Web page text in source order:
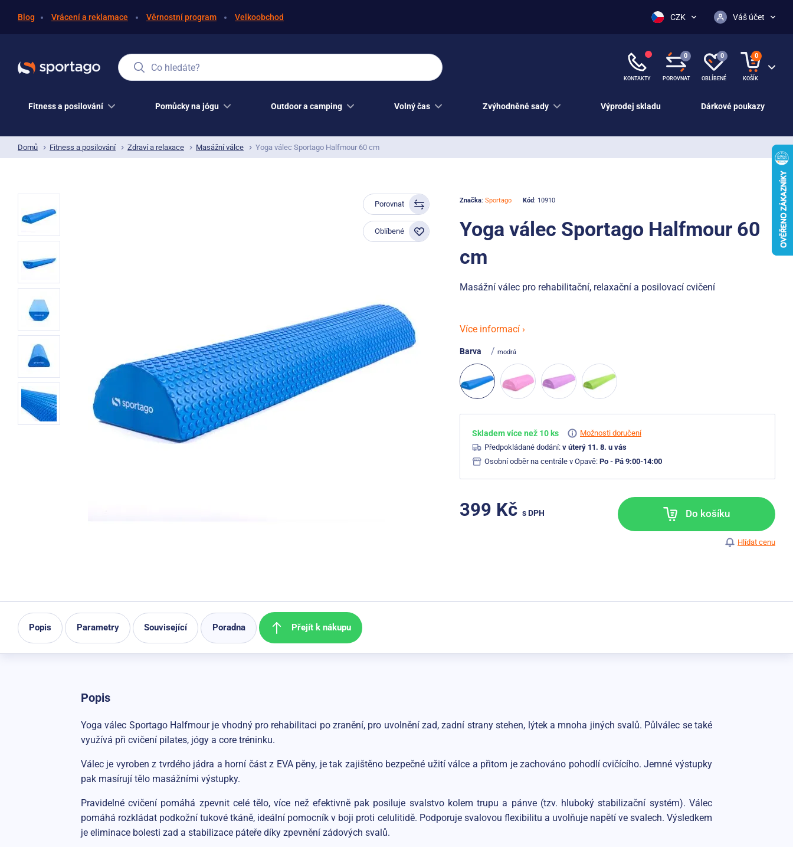
Blog Vrácení a reklamace Věrnostní program Velkoobchod CZK Váš účet
KONTAKTY
0
POROVNAT
0
OBLÍBENÉ
0
KOŠÍK
Co hledáte?
Fitness a posilování Pomůcky na jógu Outdoor a camping Volný čas Zvýhodněné sady Výprodej skladu Dárkové poukazy
Domů Fitness a posilování Zdraví a relaxace Masážní válce Yoga válec Sportago Halfmour 60 cm
Značka: Sportago Kód: 10910
Yoga válec Sportago Halfmour 60
cm
Masážní válec pro rehabilitační, relaxační a posilovací cvičení
Více informací ›
Barva / modrá
Skladem více než 10 ks
Možnosti doručení
Předpokládané dodání: v úterý 11. 8. u vás
Osobní odběr na centrále v Opavě: Po - Pá 9:00-14:00
399 Kč s DPH Do košíku
Hlídat cenu
Porovnat
Oblíbené
Popis Parametry Související Poradna Přejít k nákupu
Popis
Yoga válec Sportago Halfmour je vhodný pro rehabilitaci po zranění, pro uvolnění zad, zadní strany stehen, lýtek a mnoha jiných svalů. Půlválec se také
využívá při cvičení pilates, jógy a core tréninku.
Válec je vyroben z tvrdého jádra a horní část z EVA pěny, je tak zajištěno bezpečné užití válce a přitom je zachováno pohodlí cvičícího. Jemné výstupky
pak masírují tělo masážními výstupky.
Pravidelné cvičení pomáhá zpevnit celé tělo, více než efektivně pak posiluje svalstvo kolem trupu a pánve (tzv. hluboký stabilizační systém). Válec
pomáhá rozkládat podkožní tukové tkáně, ideální pomocník v boji proti celulitidě. Podporuje svalovou flexibilitu a uvolňuje napětí ve svalech. Výsledkem
je eliminace bolesti zad a stabilizace páteře díky zpevnění zádových svalů.